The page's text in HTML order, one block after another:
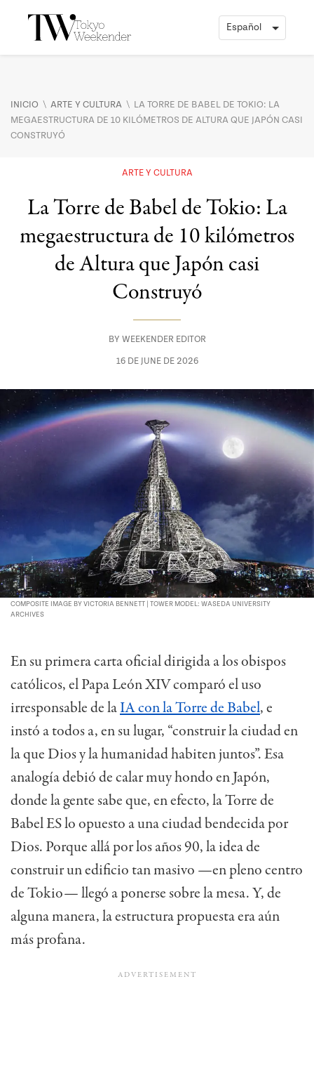
INICIO \ ARTE Y CULTURA \ LA TORRE DE BABEL DE TOKIO: LA
MEGAESTRUCTURA DE 10 KILÓMETROS DE ALTURA QUE JAPÓN CASI
CONSTRUYÓ
ARTE Y CULTURA
La Torre de Babel de Tokio: La
megaestructura de 10 kilómetros
de Altura que Japón casi
Construyó
BY WEEKENDER EDITOR
16 DE JUNE DE 2026
COMPOSITE IMAGE BY VICTORIA BENNETT | TOWER MODEL: WASEDA UNIVERSITY
ARCHIVES
En su primera carta oficial dirigida a los obispos
católicos, el Papa León XIV comparó el uso
irresponsable de laIA con la Torre de Babel, e
instó a todos a, en su lugar, “construir la ciudad en
la que Dios y la humanidad habiten juntos”.Esa
analogía debió de calar muy hondo en Japón,
donde la gente sabe que, en efecto, la Torre de
Babel ES lo opuesto a una ciudad bendecida por
Dios. Porque allá por los años 90, la idea de
construir un edificio tan masivo —en pleno centro
de Tokio— llegó a ponerse sobre la mesa. Y, de
alguna manera, la estructura propuesta era aún
más profana.